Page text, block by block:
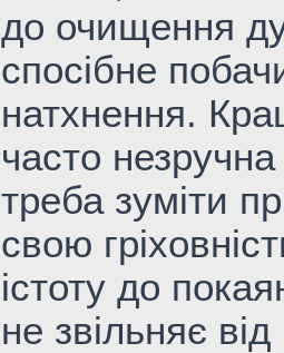
до очищення
спосібне
натхнення.
часто
треба зуміти
свою
істоту до
не звільняє